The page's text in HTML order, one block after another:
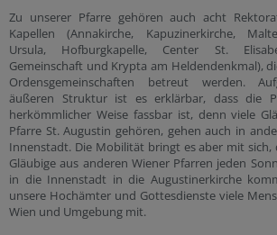
Zu unserer Pfarre gehören auch acht
Kapellen (Annakirche, Kapuzinerkirche,
Ursula, Hofburgkapelle, Center St.
Gemeinschaft und Krypta am Heldendenkmal),
Ordensgemeinschaften betreut werden.
äußeren Struktur ist es erklärbar, dass die
herkömmlicher Weise fassbar ist, denn viele
Pfarre St. Augustin gehören, gehen auch in
Innenstadt. Die Mobilität bringt es aber mit sich,
Gläubige aus anderen Wiener Pfarren jeden
in die Innenstadt in die Augustinerkirche
unsere Hochämter und Gottesdienste viele
Wien und Umgebung mit.